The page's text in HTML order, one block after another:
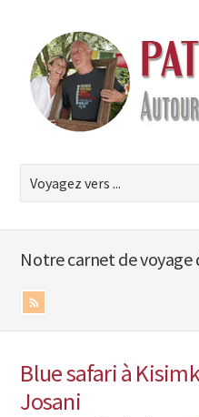
Notre carnet de
Blue safari à Kisimkasi,
Josani